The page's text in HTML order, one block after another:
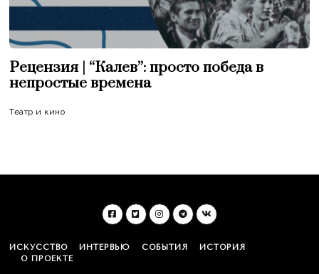
Рецензия | “Калев”: просто победа в
непростые времена
Театр и кино
ИСКУССТВО ИНТЕРВЬЮ СОБЫТИЯ
ИСТОРИЯ
О ПРОЕКТЕ